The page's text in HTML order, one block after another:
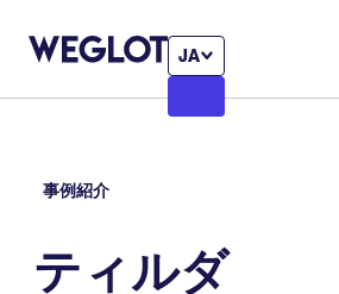
JA
事例紹介
ティルダ